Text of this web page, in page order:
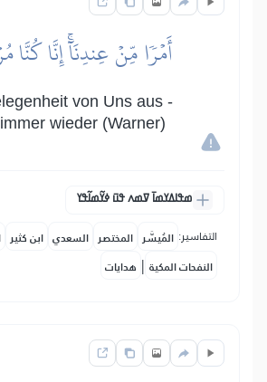
أَمۡرٗا مِّنۡ عِندِنَآۚ إِنَّا كُنَّا
von Uns aus -
wieder (Warner)
ߘߟߊߡߌߘߊ߫ ߜߘߍ ߟߎ߫ ߦߌ߬ߘߊ߬ߟߌ
التفاسير: المُيسَّر المختصر السعدي ابن كثير
النفحات المكية | هدايات